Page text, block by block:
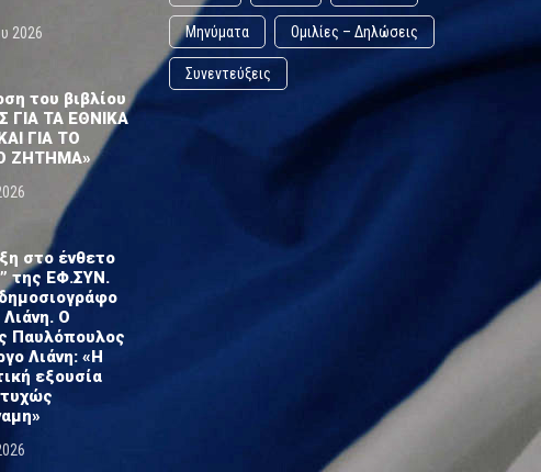
2026
του βιβλίου
ΓΙΑ ΤΑ ΕΘΝΙΚΑ
ΓΙΑ ΤΟ
ΖΗΤΗΜΑ»
στο ένθετο
της ΕΦ.ΣΥΝ.
Ο
Παυλόπουλος
Λιάνη: «Η
εξουσία
Μηνύματα Ομιλίες – Δηλώσεις
Συνεντεύξεις